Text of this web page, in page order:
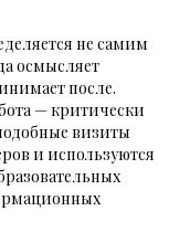
не самим
осмысляет
после.
— критически
визиты
и используются